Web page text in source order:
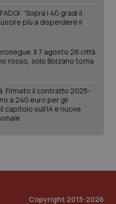
“Sopra i 40 gradi il
più a disperdere il
Il 7 agosto 26 città
rosso, solo Bolzano torna
Firmato il contratto 2025-
a 240 euro per gli
capitolo sull'IA e nuove
Copyright 2013-2026
PHP.net
www.quotidianosanita.it